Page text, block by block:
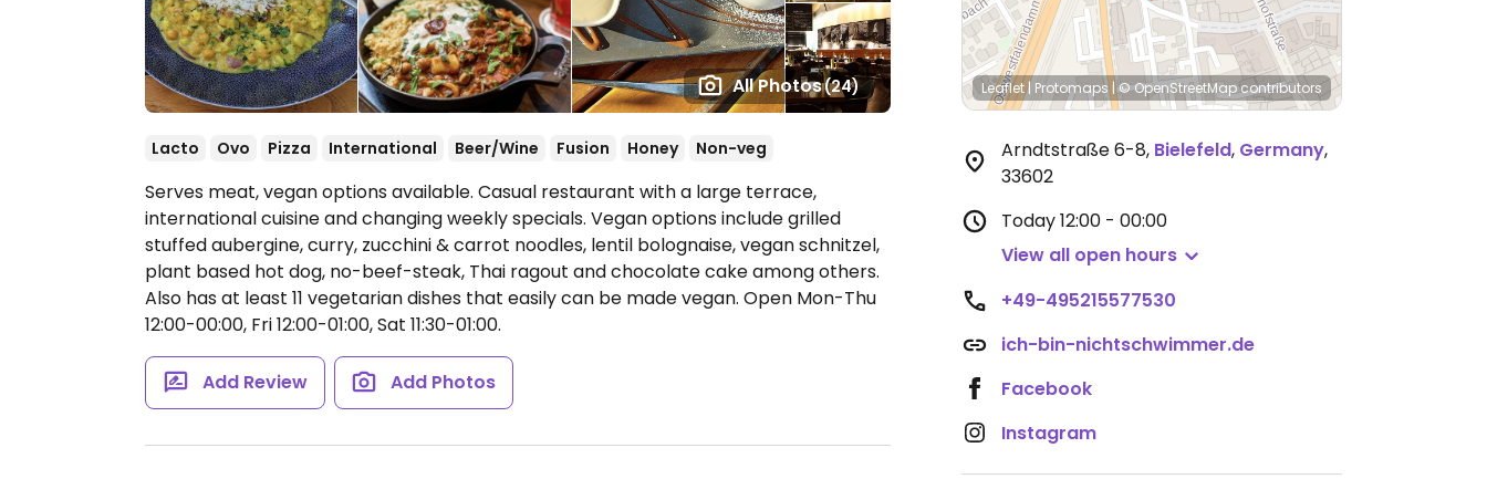
All Photos(24)
Lacto Ovo Pizza International Beer/Wine Fusion Honey Non-veg
Serves meat, vegan options available. Casual restaurant with a large terrace,
international cuisine and changing weekly specials. Vegan options include grilled
stuffed aubergine, curry, zucchini & carrot noodles, lentil bolognaise, vegan schnitzel,
plant based hot dog, no-beef-steak, Thai ragout and chocolate cake among others.
Also has at least 11 vegetarian dishes that easily can be made vegan. Open Mon-Thu
12:00-00:00, Fri 12:00-01:00, Sat 11:30-01:00.
Add Review Add Photos
Leaflet| Protomaps|© OpenStreetMapcontributors
Arndtstraße 6-8, Bielefeld, Germany,
33602
Today12:00 - 00:00
View all open hours
+49-495215577530
ich-bin-nichtschwimmer.de
Facebook
Instagram